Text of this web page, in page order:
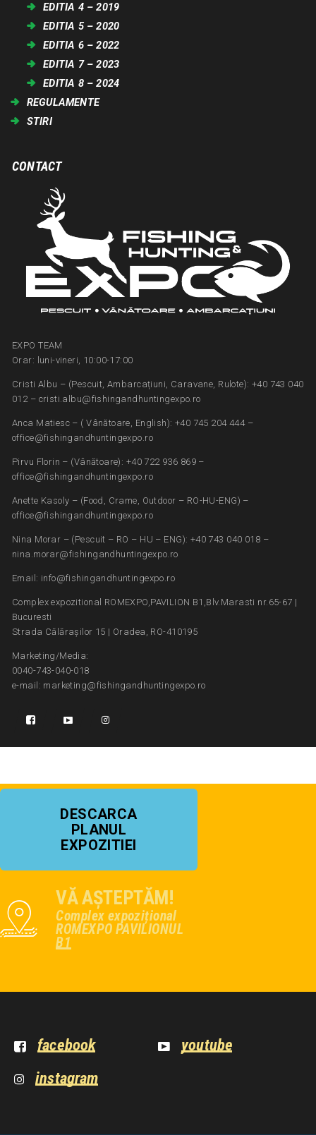
EDITIA 4 – 2019
EDITIA 5 – 2020
EDITIA 6 – 2022
EDITIA 7 – 2023
EDITIA 8 – 2024
REGULAMENTE
STIRI
CONTACT
EXPO TEAM
Orar: luni-vineri, 10:00-17:00
Cristi Albu – (Pescuit, Ambarcațiuni, Caravane, Rulote): +40 743 040
012 – cristi.albu@fishingandhuntingexpo.ro
Anca Matiesc – ( Vânătoare, English): +40 745 204 444 –
office@fishingandhuntingexpo.ro
Pirvu Florin – (Vânătoare): +40 722 936 869 –
office@fishingandhuntingexpo.ro
Anette Kasoly – (Food, Crame, Outdoor – RO-HU-ENG) –
office@fishingandhuntingexpo.ro
Nina Morar – (Pescuit – RO – HU – ENG): +40 743 040 018 –
nina.morar@fishingandhuntingexpo.ro
Email: info@fishingandhuntingexpo.ro
Complex expozitional ROMEXPO,PAVILION B1,Blv.Marasti nr.65-67 |
Bucuresti
Strada Călărașilor 15 | Oradea, RO-410195
Marketing/Media:
0040-743-040-018
e-mail: marketing@fishingandhuntingexpo.ro
DESCARCA
PLANUL
EXPOZITIEI
VĂ AȘTEPTĂM!
Complex expozițional
ROMEXPO PAVILIONUL
B1
facebook
youtube
instagram